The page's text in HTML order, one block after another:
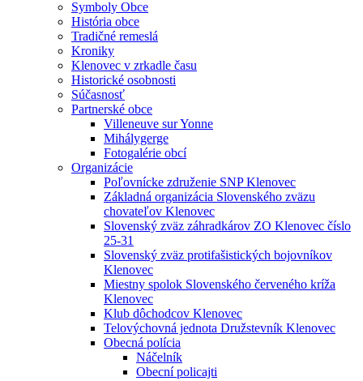
Symboly Obce
História obce
Tradičné remeslá
Kroniky
Klenovec v zrkadle času
Historické osobnosti
Súčasnosť
Partnerské obce
Villeneuve sur Yonne
Mihálygerge
Fotogalérie obcí
Organizácie
Poľovnícke združenie SNP Klenovec
Základná organizácia Slovenského zväzu
chovateľov Klenovec
Slovenský zväz záhradkárov ZO Klenovec číslo
25-31
Slovenský zväz protifašistických bojovníkov
Klenovec
Miestny spolok Slovenského červeného kríža
Klenovec
Klub dôchodcov Klenovec
Telovýchovná jednota Družstevník Klenovec
Obecná polícia
Náčelník
Obecní policajti